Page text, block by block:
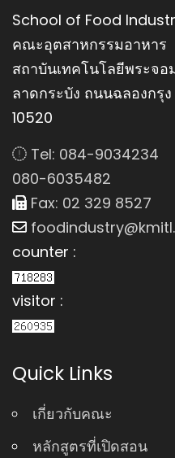
School of Food
คณะอุตสาหกรรมอาหาร
สถาบันเทคโนโลยีพระจอ
ลาดกระบัง ถนนฉลองกรุ
10520
Tel: 084-9034234
080-6035482
Fax: 02 329 8527
counter :
visitor :
Quick Links
เกี่ยวกับคณะ
หลักสูตรที่เปิดสอน